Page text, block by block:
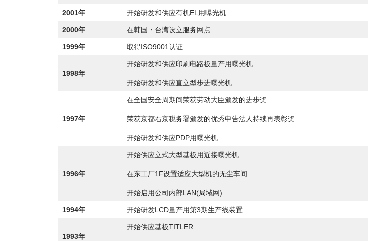
2001年 开始研发和供应有机EL用曝光机
2000年 在韩国・台湾设立服务网点
1999年 取得ISO9001认证
1998年
开始研发和供应印刷电路板量产用曝光机
开始研发和供应直立型步进曝光机
1997年
在全国安全周期间荣获劳动大臣颁发的进步奖
荣获京都右京税务署颁发的优秀申告法人持续再表彰奖
开始研发和供应PDP用曝光机
1996年
开始供应立式大型基板用近接曝光机
在东工厂1F设置适应大型机的无尘车间
开始启用公司内部LAN(局域网)
1994年 开始研发LCD量产用第3期生产线装置
1993年
开始供应基板TITLER